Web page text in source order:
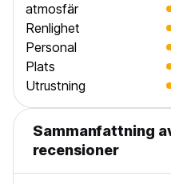
atmosfär
Renlighet
Personal
Plats
Utrustning
Sammanfattning
recensioner